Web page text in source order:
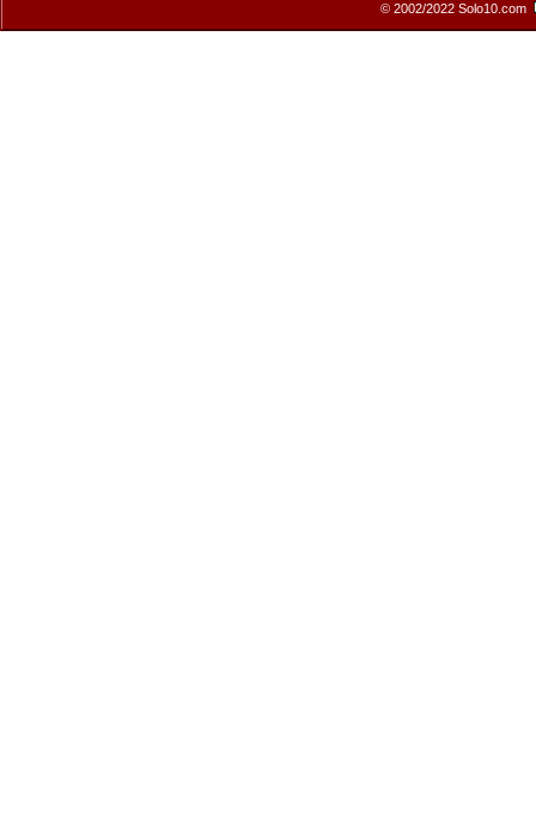
© 2002/2022 Solo10.com